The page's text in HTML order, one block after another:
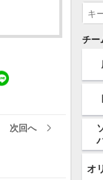
次回へ
チー
オ